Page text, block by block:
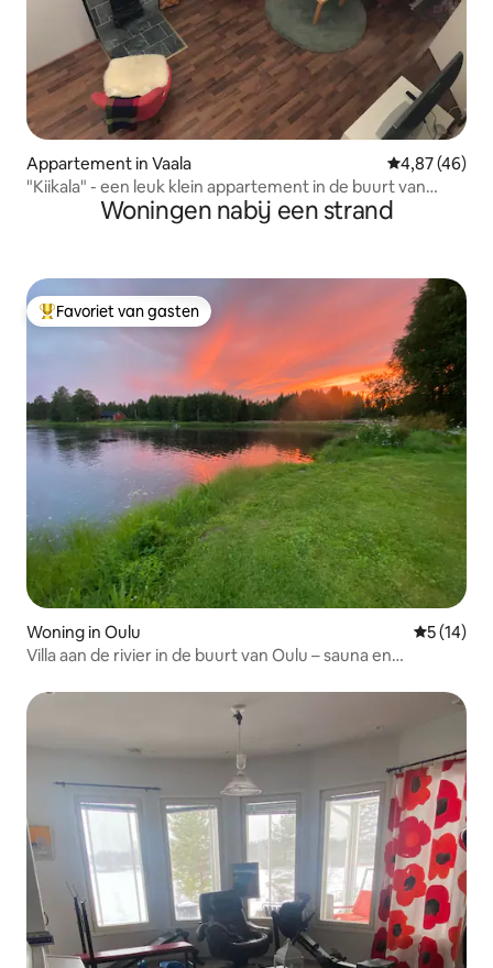
Appartement in Vaala Gemiddelde
4,87 (46)
"Kiikala" - een leuk klein appartement in de buurt van
Woningen nabij een strand
Topfavoriet van gasten
Favoriet van gasten
Woning in Oulu
5 (14)
Villa aan de rivier in de buurt van Oulu – sauna en